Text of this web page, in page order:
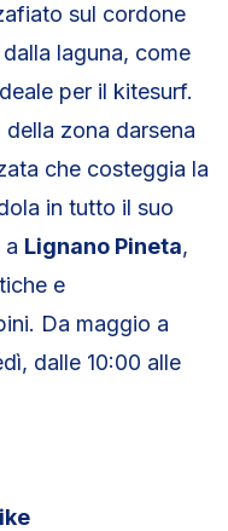
sul cordone
laguna, come
per il kitesurf.
zona darsena
che costeggia la
in tutto il suo
a Lignano Pineta,
e
Da maggio a
dalle 10:00 alle